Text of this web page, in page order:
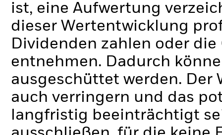
ist, eine Aufwertung
dieser Wertentwicklung
Dividenden zahlen oder
entnehmen. Dadurch
ausgeschüttet werden. Der
auch verringern und das
langfristig beeinträchtigt